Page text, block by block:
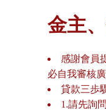
金主
感謝會員
必自我審核
貸款三歩
1.請先詢